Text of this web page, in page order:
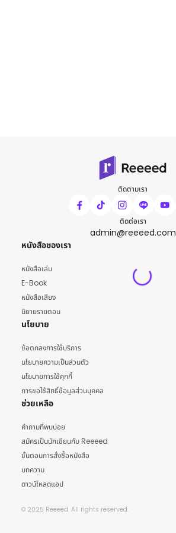
ติดตามเรา
ติดต่อเรา
admin@reeeed.com
หนังสือของเรา
หนังสือเล่ม
E-Book
หนังสือเสียง
นิยายรายตอน
นโยบาย
ข้อตกลงการใช้บริการ
นโยบายความเป็นส่วนตัว
นโยบายการใช้คุกกี้
การขอใช้สิทธิ์ข้อมูลส่วนบุคคล
ช่วยเหลือ
คำถามที่พบบ่อย
สมัครเป็นนักเขียนกับ Reeeed
ขั้นตอนการสั่งซื้อหนังสือ
บทความ
ดาวน์โหลดแอป
© 2025 Reeeed. All rights reserved.